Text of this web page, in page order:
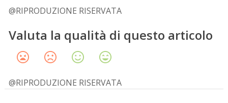
@RIPRODUZIONE RISERVATA
Valuta la qualità di questo articolo
@RIPRODUZIONE RISERVATA